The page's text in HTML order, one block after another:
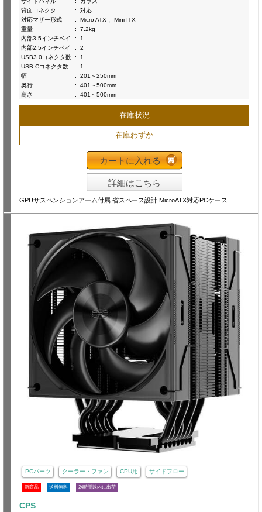
背面コネクタ
:
対応
対応マザー形式
:
Micro ATX 、Mini-ITX
重量
:
7.2kg
内部3.5インチベイ
:
1
内部2.5インチベイ
:
2
USB3.0コネクタ数 :
1
USB-Cコネクタ数
:
1
幅
:
201～250mm
奥行
:
401～500mm
高さ
: 401～500mm
在庫状況
在庫わずか
カートに入れる
詳細はこちら
GPUサスペンションアーム付属 省スペース設計 MicroATX対応PCケース
PCパーツ クーラー・ファン CPU用 サイドフロー
新商品 送料無料 24時間以内に出荷
CPS